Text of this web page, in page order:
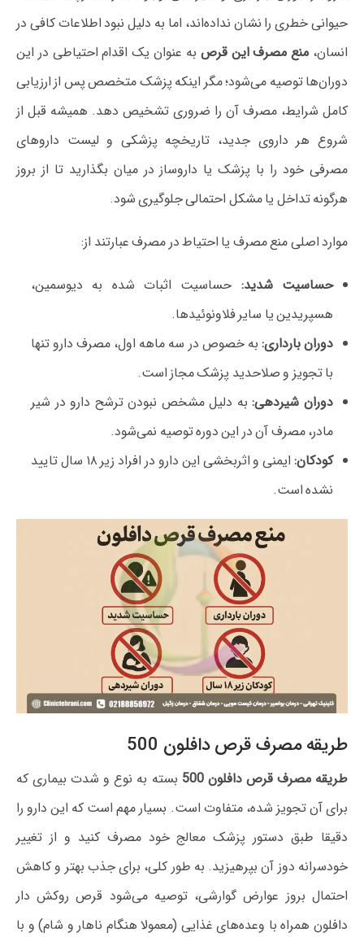
حیوانی خطری را نشان نداده‌اند، اما به دلیل نبود اطلاعات کافی در
انسان، منع مصرف این قرص به عنوان یک اقدام احتیاطی در این
دوران‌ها توصیه می‌شود؛ مگر اینکه پزشک متخصص پس از ارزیابی
کامل شرایط، مصرف آن را ضروری تشخیص دهد. همیشه قبل از
شروع هر داروی جدید، تاریخچه پزشکی و لیست داروهای
مصرفی خود را با پزشک یا داروساز در میان بگذارید تا از بروز
هرگونه تداخل یا مشکل احتمالی جلوگیری شود.
موارد اصلی منع مصرف یا احتیاط در مصرف عبارتند از:
حساسیت شدید: حساسیت اثبات شده به دیوسمین،
هسپریدین یا سایر فلاونوئیدها.
دوران بارداری: به خصوص در سه ماهه اول، مصرف دارو تنها
با تجویز و صلاحدید پزشک مجاز است.
دوران شیردهی:به دلیل مشخص نبودن ترشح دارو در شیر
مادر، مصرف آن در این دوره توصیه نمی‌شود.
کودکان:
ایمنی و اثربخشی این دارو در افراد زیر ۱۸ سال تایید
نشده است.
طریقه مصرف قرص دافلون 500
طریقه مصرف قرص دافلون 500
بسته به نوع و شدت بیماری که
برای آن تجویز شده، متفاوت است. بسیار مهم است که این دارو را
دقیقا طبق دستور پزشک معالج خود مصرف کنید و از تغییر
خودسرانه دوز آن بپرهیزید. به طور کلی، برای جذب بهتر و کاهش
احتمال بروز عوارض گوارشی، توصیه می‌شود قرص روکش دار
دافلون همراه با وعده‌های غذایی (معمولا هنگام ناهار و شام) و با